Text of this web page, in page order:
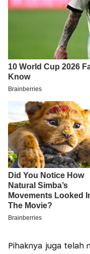
Pihaknya juga telah